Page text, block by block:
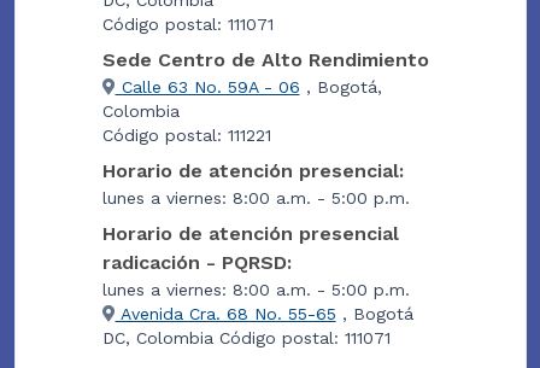
Código postal: 111071
Sede Centro de Alto Rendimiento
Calle 63 No. 59A - 06 , Bogotá,
Colombia
Código postal: 111221
Horario de atención presencial:
lunes a viernes: 8:00 a.m. - 5:00 p.m.
Horario de atención presencial
radicación - PQRSD:
lunes a viernes: 8:00 a.m. - 5:00 p.m.
Avenida Cra. 68 No. 55-65 , Bogotá
DC, Colombia Código postal: 111071